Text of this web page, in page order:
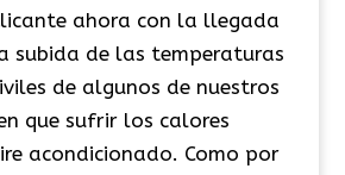
ahora con la llegada
subida de las temperaturas
de algunos de nuestros
que sufrir los calores
acondicionado. Como por